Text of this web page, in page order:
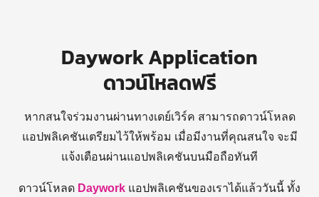
Daywork Application
ดาวน์โหลดฟรี
หากสนใจร่วมงานผ่านทางเดย์เวิร์ค สามารถดาวน์โหลด
แอปพลิเคชันเตรียมไว้ให้พร้อม เมื่อมีงานที่คุณสนใจ จะมี
แจ้งเตือนผ่านแอปพลิเคชันบนมือถือทันที
ดาวน์โหลด Daywork แอปพลิเคชันของเราได้แล้ววันนี้ ทั้ง